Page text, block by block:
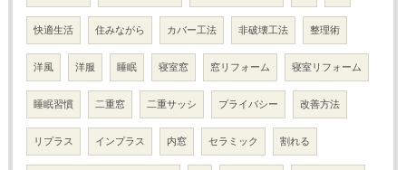
快適生活 住みながら カバー工法 非破壊工法 整理術
洋風 洋服 睡眠 寝室窓 窓リフォーム 寝室リフォーム
睡眠習慣 二重窓 二重サッシ プライバシー 改善方法
リプラス インプラス 内窓 セラミック 割れる